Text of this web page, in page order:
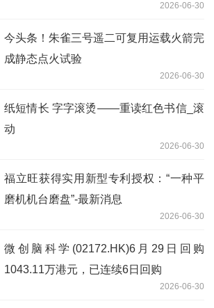
2026-06-30
今头条！朱雀三号遥二可复用运载火箭完
成静态点火试验
2026-06-30
纸短情长 字字滚烫——重读红色书信_滚
动
2026-06-30
福立旺获得实用新型专利授权：“一种平
磨机机台磨盘”-最新消息
2026-06-30
微创脑科学(02172.HK)6月29日回购
1043.11万港元，已连续6日回购
2026-06-30